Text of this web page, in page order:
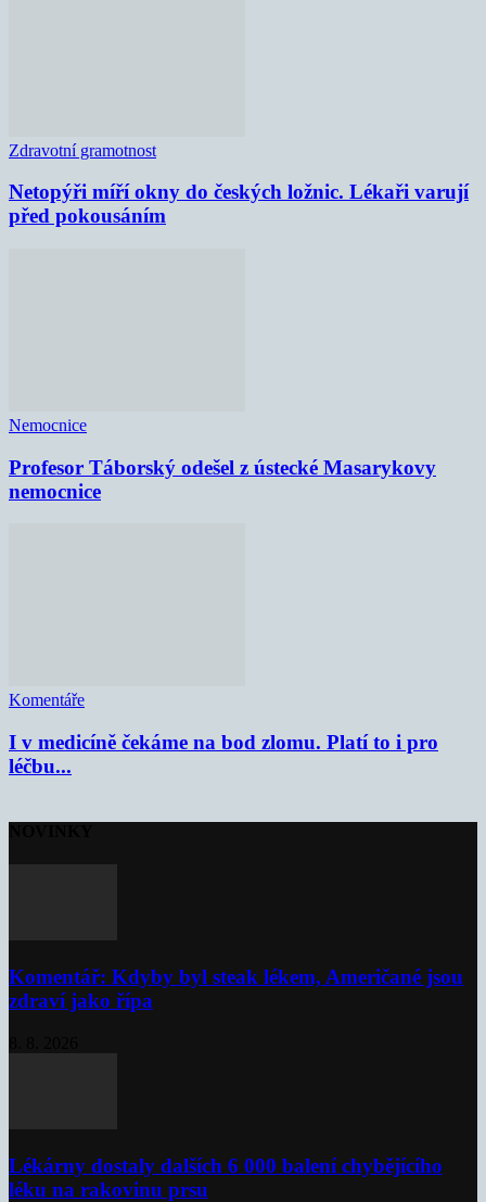
Zdravotní gramotnost
Netopýři míří okny do českých ložnic. Lékaři varují
před pokousáním
Nemocnice
Profesor Táborský odešel z ústecké Masarykovy
nemocnice
Komentáře
I v medicíně čekáme na bod zlomu. Platí to i pro
léčbu...
Komentář: Kdyby byl steak lékem, Američané jsou
zdraví jako řípa
Lékárny dostaly dalších 6 000 balení chybějícího
léku na rakovinu prsu